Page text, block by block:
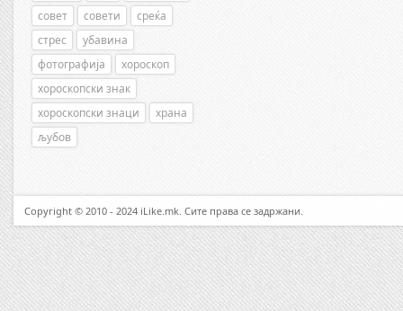
совет
совети
среќа
стрес
убавина
фотографија
хороскоп
хороскопски знак
хороскопски знаци
храна
љубов
Copyright © 2010 - 2024 iLike.mk. Сите права се задржани.